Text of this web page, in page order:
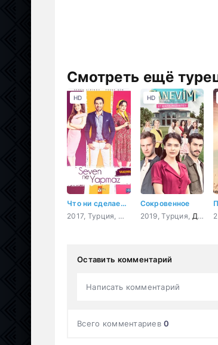
Смотреть ещё
Что ни сделает влюбленный
2017, Турция,
Мелодрама ,Комедия
HD
Сокровенное
2019, Турция, Драма
HD
Оставить комментарий
Написать комментарий
Всего комментариев0